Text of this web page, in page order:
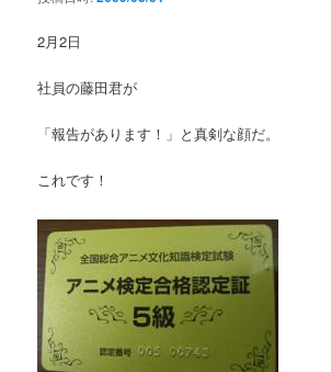
2月2日
社員の藤田君が
「報告があります！」と真剣な顔だ。
これです！